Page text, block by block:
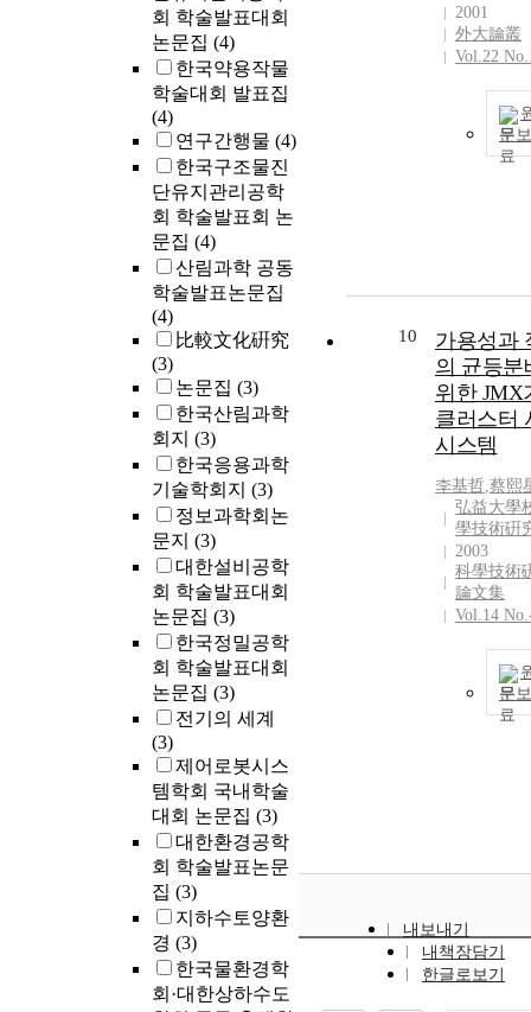
회 학술발표대회
논문집 (4)
한국약용작물
학술대회 발표집
(4)
연구간행물 (4)
한국구조물진
단유지관리공학
회 학술발표회 논
문집 (4)
산림과학 공동
학술발표논문집
(4)
比較文化硏究
(3)
논문집 (3)
한국산림과학
회지 (3)
한국응용과학
기술학회지 (3)
정보과학회논
문지 (3)
대한설비공학
회 학술발표대회
논문집 (3)
한국정밀공학
회 학술발표대회
논문집 (3)
전기의 세계
(3)
제어로봇시스
템학회 국내학술
대회 논문집 (3)
대한환경공학
회 학술발표논문
집 (3)
지하수토양환
경 (3)
한국물환경학
회·대한상하수도
2001
外大論叢
Vol.22
문
10
가용성과
의 균등분
위한 JMX
클러스터
시스템
李基哲,蔡熙
弘益大學
學技術硏
2003
科學技術
論文集
Vol.14
문
내보내기
내책장담기
한글로보기